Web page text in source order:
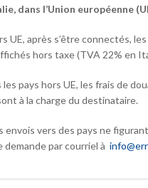
dans l’Union européenne
UE, après s’être connectés,
hors taxe (TVA 22% en
pays hors UE, les frais de
à la charge du destinataire.
envois vers des pays ne
demande par courriel à